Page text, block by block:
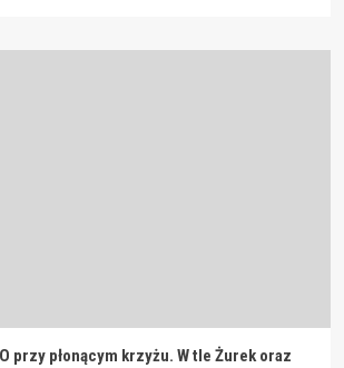
przy płonącym krzyżu. W tle Żurek oraz